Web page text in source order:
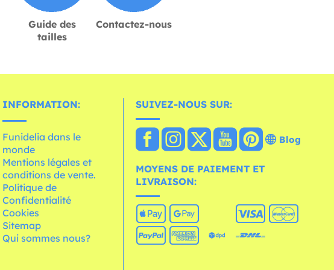
Guide des
tailles
Contactez-nous
INFORMATION:
Funidelia dans le
monde
Mentions légales et
conditions de vente.
Politique de
Confidentialité
Cookies
Sitemap
Qui sommes nous?
SUIVEZ-NOUS SUR:
Blog
MOYENS DE PAIEMENT ET
LIVRAISON: